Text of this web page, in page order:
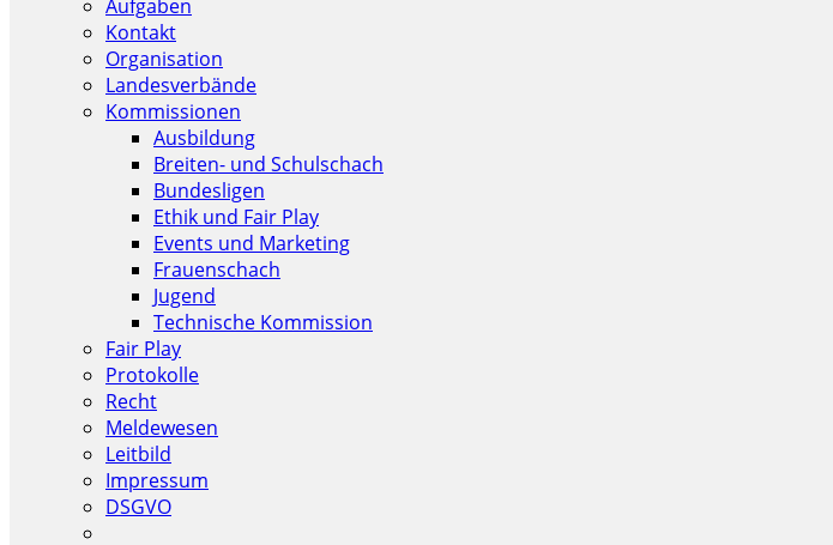
Aufgaben
Kontakt
Organisation
Landesverbände
Kommissionen
Ausbildung
Breiten- und Schulschach
Bundesligen
Ethik und Fair Play
Events und Marketing
Frauenschach
Jugend
Technische Kommission
Fair Play
Protokolle
Recht
Meldewesen
Leitbild
Impressum
DSGVO